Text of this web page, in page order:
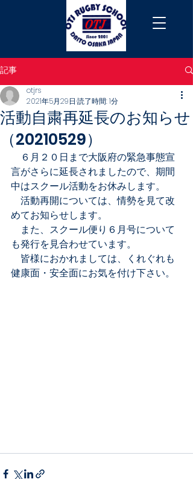
記事
活動自粛再延長のお知らせ
（20210529）
otjrs
2021年5月29日 読了時間: 1分
６月２０日まで大阪府の緊急事態宣
言がさらに延長されましたので、期間
中はスクール活動をお休みします。
活動再開については、情勢を見て改
めてお知らせします。
また、スクール便り６月号について
も発行を見合わせています。
皆様におかれましては、くれぐれも
健康面・安全面にお気を付け下さい。